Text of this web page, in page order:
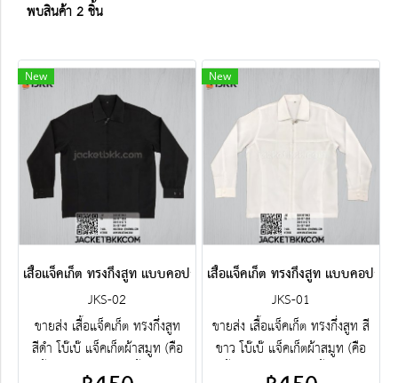
พบสินค้า 2 ชิ้น
New
เสื้อแจ็คเก็ต ทรงกึ่งสูท แบบคอปกหรือคอเชิ้ต สีดำ
JKS-02
ขายส่ง เสื้อแจ็คเก็ต ทรงกึ่งสูท
สีดำ โบ๊เบ๊ แจ็คเก็ตผ้าสมูท (คือ
เนื้อผ้าใยสังเคราะห์ ขึ้นมันเล็ก
New
เสื้อแจ็คเก็ต ทรงกึ่งสูท แบบคอปกห
JKS-01
ขายส่ง เสื้อแจ็คเก็ต ทรงกึ่งสูท สี
ขาว โบ๊เบ๊ แจ็คเก็ตผ้าสมูท (คือ
เนื้อผ้าใยสังเคราะห์ ขึ้นมันเล็ก